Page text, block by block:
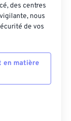
des centres
nous
de vos
en matière